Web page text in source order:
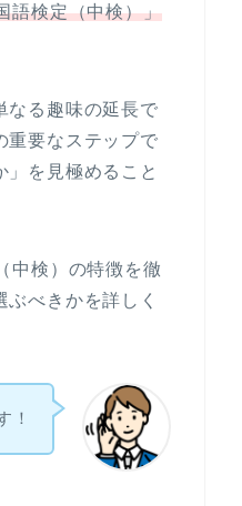
語検定（中検）」
なる趣味の延長で
重要なステップで
を見極めること
中検）の特徴を徹
べきかを詳しく
！